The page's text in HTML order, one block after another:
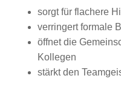
sorgt für flachere
verringert formale
öffnet die
Kollegen
stärkt den